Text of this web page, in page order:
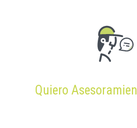
Quiero